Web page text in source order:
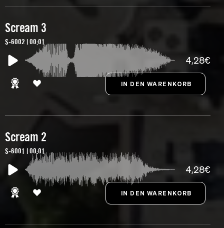
Scream 3
S-6002 | 00:01
4,28€
Scream 2
S-6001 | 00:01
4,28€